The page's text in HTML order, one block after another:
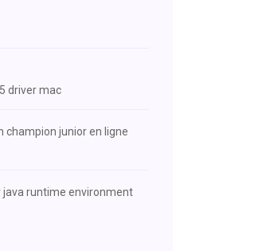
driver mac
champion junior en ligne
java runtime environment